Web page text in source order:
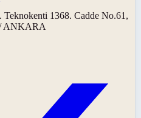
1368. Cadde No.61,
ANKARA